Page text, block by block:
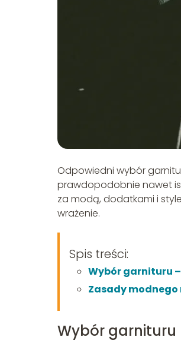
Odpowiedni wybór
prawdopodobnie nawet
za modą, dodatkami i
wrażenie.
Spis treści:
Wybór garnituru
Zasady
Wybór garnituru